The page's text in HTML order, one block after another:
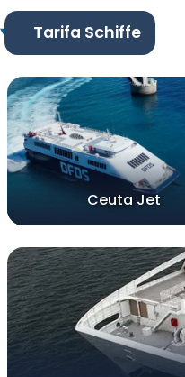
Tarifa Schiffe
Ceuta Jet